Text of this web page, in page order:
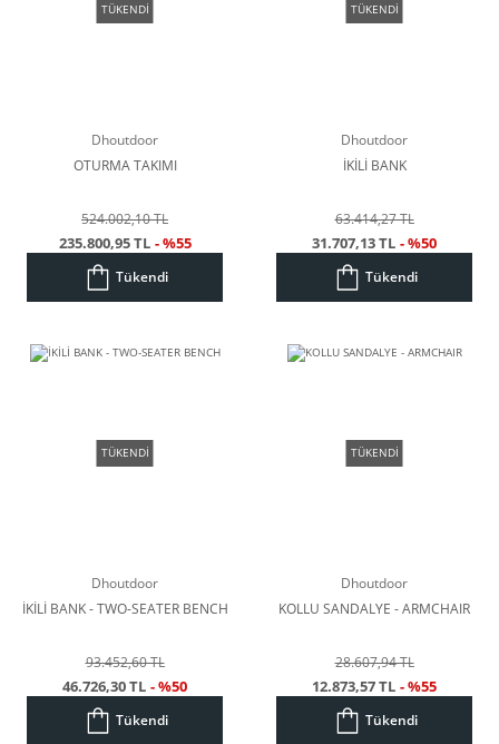
TÜKENDİ
Dhoutdoor
OTURMA TAKIMI
524.002,10 TL
235.800,95 TL - %55
Tükendi
TÜKENDİ
Dhoutdoor
İKİLİ BANK
63.414,27 TL
31.707,13 TL - %50
Tükendi
TÜKENDİ
Dhoutdoor
İKİLİ BANK - TWO-SEATER BENCH
93.452,60 TL
46.726,30 TL - %50
Tükendi
TÜKENDİ
Dhoutdoor
KOLLU SANDALYE - ARMCHAIR
28.607,94 TL
12.873,57 TL - %55
Tükendi